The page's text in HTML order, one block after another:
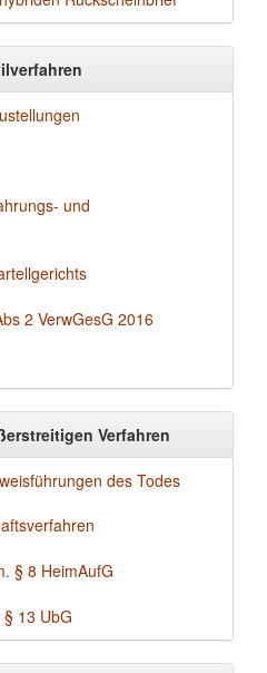
und
2 VerwGesG 2016
Verfahren
des Todes
§ 8 HeimAufG
13 UbG